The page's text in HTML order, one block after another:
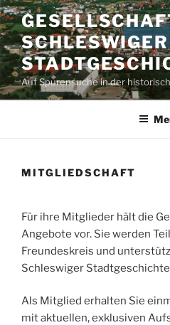
Zum
Inhalt
springenSCHLESWIGER
Auf Spurensuche in der
MITGLIEDSCHAFT
Für ihre Mitglieder hält die
Angebote vor. Sie werden
Freundeskreis und
Schleswiger
Als Mitglied erhalten Sie
mit aktuellen, exklusiven